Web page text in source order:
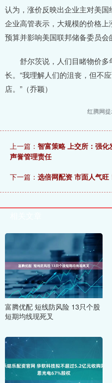
认为，涨价反映出企业主对美
企业高管表示，大规模的价格
预算并影响美国联邦储备委员会
舒尔茨说，人们目睹物价多
长。“我理解人们的沮丧，但不
店。”（乔颖）
红腾网提
上一篇： 智富策略 上交所：强
声誉管理责任
下一篇： 选倍网配资 市面人气
富腾优配 短线防风险 13只个股
短期均线现死叉